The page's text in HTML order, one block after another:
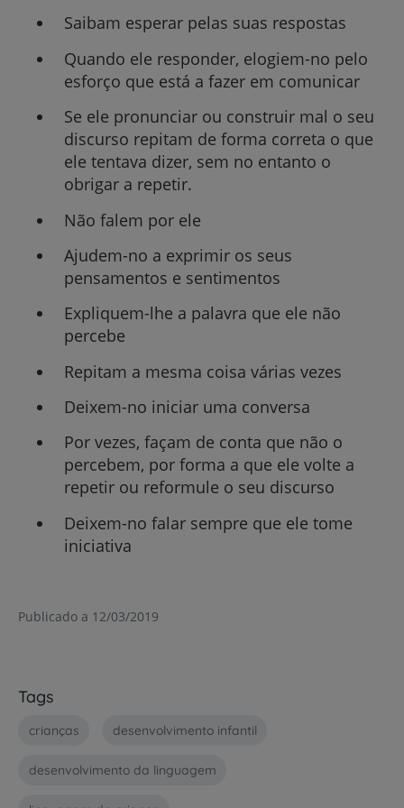
Saibam esperar pelas suas respostas
Quando ele responder, elogiem-no pelo
esforço que está a fazer em comunicar
Se ele pronunciar ou construir mal o seu
discurso repitam de forma correta o que
ele tentava dizer, sem no entanto o
obrigar a repetir.
Não falem por ele
Ajudem-no a exprimir os seus
pensamentos e sentimentos
Expliquem-lhe a palavra que ele não
percebe
Repitam a mesma coisa várias vezes
Deixem-no iniciar uma conversa
Por vezes, façam de conta que não o
percebem, por forma a que ele volte a
repetir ou reformule o seu discurso
Deixem-no falar sempre que ele tome
iniciativa
Publicado a 12/03/2019
Tags
crianças desenvolvimento infantil
desenvolvimento da linguagem